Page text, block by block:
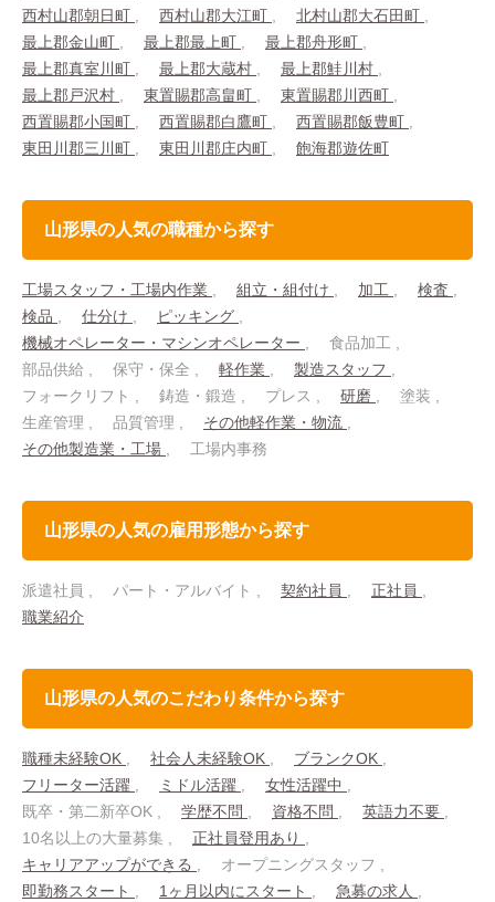
西村山郡朝日町
西村山郡大江町
北村山郡大石田町
最上郡金山町
最上郡最上町
最上郡舟形町
最上郡真室川町
最上郡大蔵村
最上郡鮭川村
最上郡戸沢村
東置賜郡高畠町
東置賜郡川西町
西置賜郡小国町
西置賜郡白鷹町
西置賜郡飯豊町
東田川郡三川町
東田川郡庄内町 飽海郡遊佐町
山形県の人気の職種から探す
工場スタッフ・工場内作業 組立・組付け 加工
検査
検品
仕分け
ピッキング
機械オペレーター・マシンオペレーター
食品加工
部品供給
保守・保全 軽作業
製造スタッフ
フォークリフト
鋳造・鍛造 プレス 研磨
塗装
生産管理
品質管理
その他軽作業・物流
その他製造業・工場
工場内事務
山形県の人気の雇用形態から探す
派遣社員 パート・アルバイト 契約社員
正社員
職業紹介
山形県の人気のこだわり条件から探す
職種未経験OK 社会人未経験OK
ブランクOK
フリーター活躍
ミドル活躍
女性活躍中
既卒・第二新卒OK
学歴不問 資格不問
英語力不要
10名以上の大量募集
正社員登用あり
キャリアアップができる
オープニングスタッフ
即勤務スタート
1ヶ月以内にスタート
急募の求人